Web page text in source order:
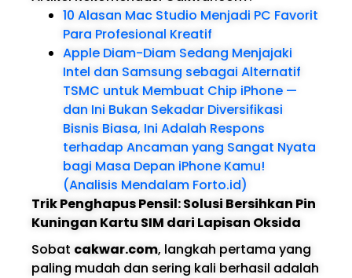
10 Alasan Mac Studio Menjadi PC Favorit
Para Profesional Kreatif
Apple Diam-Diam Sedang Menjajaki
Intel dan Samsung sebagai Alternatif
TSMC untuk Membuat Chip iPhone —
dan Ini Bukan Sekadar Diversifikasi
Bisnis Biasa, Ini Adalah Respons
terhadap Ancaman yang Sangat Nyata
bagi Masa Depan iPhone Kamu!
(Analisis Mendalam Forto.id)
Trik Penghapus Pensil: Solusi Bersihkan Pin
Kuningan Kartu SIM dari Lapisan Oksida
Sobat cakwar.com, langkah pertama yang
paling mudah dan sering kali berhasil adalah